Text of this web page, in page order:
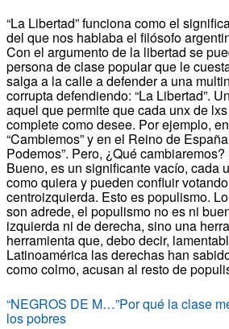
“La Libertad” funciona como el
del que nos hablaba el filósofo
Con el argumento de la libertad se
persona de clase popular que le
salga a la calle a defender a una
corrupta defendiendo: “La Libertad”.
aquel que permite que cada unx de
complete como desee. Por ejemplo,
“Cambiemos” y en el Reino de
Podemos”. Pero, ¿Qué
Bueno, es un significante vacío, cada
como quiera y pueden confluir
centroizquierda. Esto es populismo.
son adrede, el populismo no es ni
izquierda ni de derecha, sino una
herramienta que, debo decir,
Latinoamérica las derechas han
como colmo, acusan al resto de
“NEGROS DE M…”Por qué la clase
los pobres